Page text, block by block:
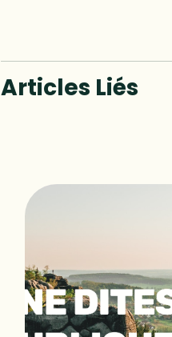
Articles Liés